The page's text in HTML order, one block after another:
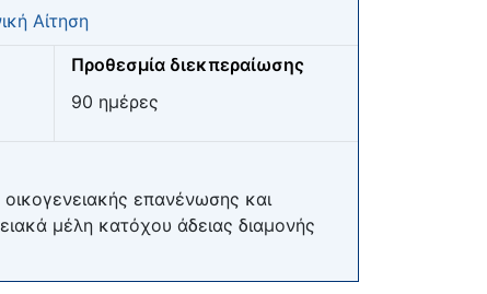
Αίτηση
Προθεσμία διεκπεραίωσης
90 ημέρες
επανένωσης και
μέλη κατόχου άδειας διαμονής